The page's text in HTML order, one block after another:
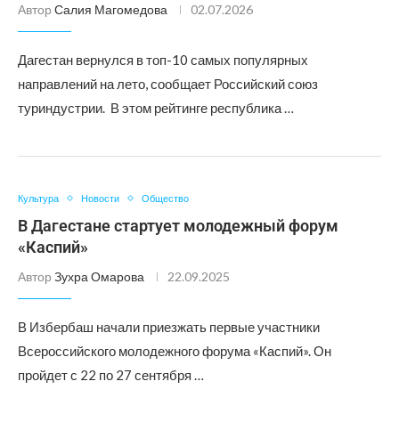
Автор Салия Магомедова 02.07.2026
Дагестан вернулся в топ-10 самых популярных
направлений на лето, сообщает Российский союз
туриндустрии. В этом рейтинге республика …
Культура Новости Общество
В Дагестане стартует молодежный форум
«Каспий»
Автор Зухра Омарова 22.09.2025
В Избербаш начали приезжать первые участники
Всероссийского молодежного форума «Каспий». Он
пройдет с 22 по 27 сентября …